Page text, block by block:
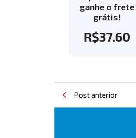
ganhe o frete
grátis!
R$37.60
Post anterior